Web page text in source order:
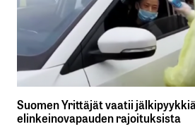
Suomen Yrittäjät vaatii
elinkeinovapauden rajoituksista